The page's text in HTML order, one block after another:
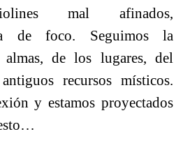
mal afinados,
de foco. Seguimos la
de los lugares, del
recursos místicos.
y estamos proyectados